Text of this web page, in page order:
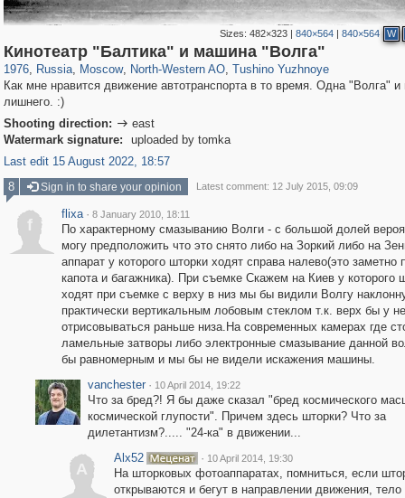
Sizes: 482×323| 840×564| 840×564 W
Кинотеатр "Балтика" и машина "Волга"
1976, Russia
1,407,351 29,248
, Moscow
319,882 8,286
, North-Western AO
8,080 112
, Tushino Yuzhnoye
807 10
Как мне нравится движение автотранспорта в то время. Одна "Волга" и
лишнего. :)
Shooting direction:  east
Watermark signature:
uploaded by tomka
Last edit 15 August 2022, 18:57
8
Sign in to share your opinion Latest comment: 12 July 2015, 09:09
f
flixa · 8 January 2010, 18:11
По характерному смазыванию Волги - с большой долей
могу предположить что это снято либо на Зоркий либо на
аппарат у которого шторки ходят справа налево(это заметно
капота и багажника). При съемке Скажем на Киев у которого
ходят при съемке с верху в низ мы бы видили Волгу
практически вертикальным лобовым стеклом т.к. верх бы у
отрисовываться раньше низа.На современных камерах где
ламельные затворы либо электронные смазывание данной
бы равномерным и мы бы не видели искажения машины.
vanchester · 10 April 2014, 19:22
Что за бред?! Я бы даже сказал "бред космического
космической глупости". Причем здесь шторки? Что за
дилетантизм?..... "24-ка" в движении...
A
Alx52 · 10 April 2014, 19:30
На шторковых фотоаппаратах, помниться, если
открываются и бегут в направлении движения, тело